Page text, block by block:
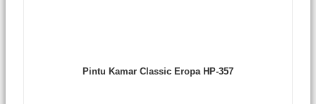
Pintu Kamar Classic Eropa HP-357